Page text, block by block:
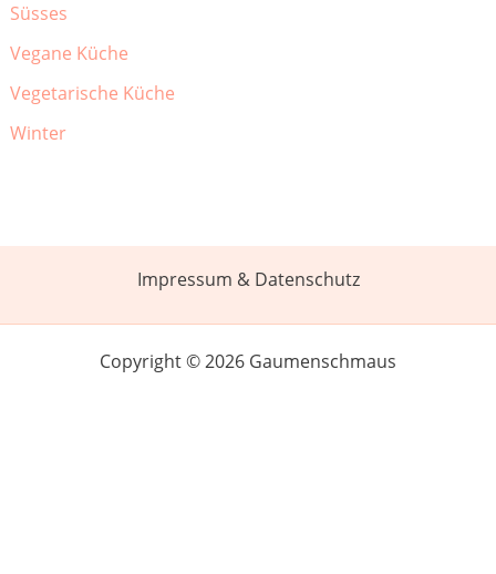
Süsses
Vegane Küche
Vegetarische Küche
Winter
Impressum & Datenschutz
Copyright © 2026 Gaumenschmaus